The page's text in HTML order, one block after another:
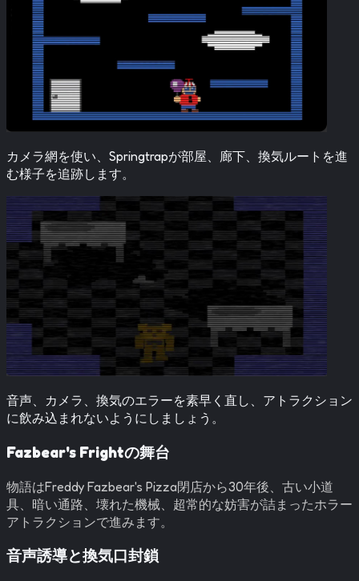
カメラ網を使い、Springtrapが部屋、廊下、換気ルートを進
む様子を追跡します。
音声、カメラ、換気のエラーを素早く直し、アトラクション
に飲み込まれないようにしましょう。
Fazbear's Frightの舞台
物語はFreddy Fazbear's Pizza閉店から30年後、古い小道
具、暗い通路、壊れた機械、超常的な妨害が詰まったホラー
アトラクションで進みます。
音声誘導と換気口封鎖